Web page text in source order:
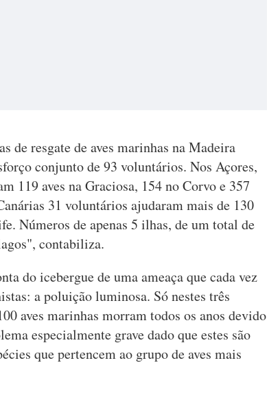
de resgate de aves marinhas na Madeira
conjunto de 93 voluntários. Nos Açores,
119 aves na Graciosa, 154 no Corvo e 357
31 voluntários ajudaram mais de 130
Números de apenas 5 ilhas, de um total de
contabiliza.
do icebergue de uma ameaça que cada vez
a poluição luminosa. Só nestes três
aves marinhas morram todos os anos devido
especialmente grave dado que estes são
que pertencem ao grupo de aves mais